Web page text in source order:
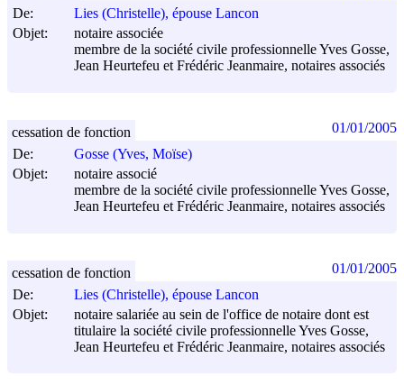
De:
Lies (Christelle), épouse Lancon
Objet:
notaire associée
membre de la société civile professionnelle Yves Gosse,
Jean Heurtefeu et Frédéric Jeanmaire, notaires associés
De:
Gosse (Yves, Moïse)
Objet:
notaire associé
membre de la société civile professionnelle Yves Gosse,
Jean Heurtefeu et Frédéric Jeanmaire, notaires associés
cessation de fonction 01/01/2005
De:
Lies (Christelle), épouse Lancon
Objet:
notaire salariée au sein de l'office de notaire dont est
titulaire la société civile professionnelle Yves Gosse,
Jean Heurtefeu et Frédéric Jeanmaire, notaires associés
cessation de fonction 01/01/2005